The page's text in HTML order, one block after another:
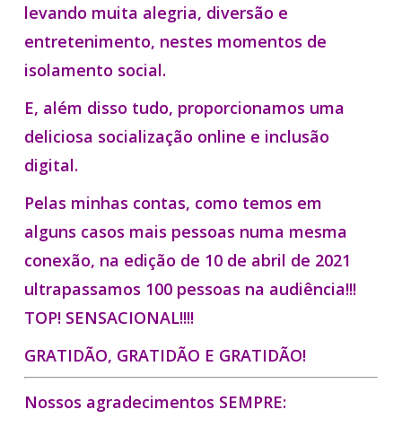
levando muita alegria, diversão e
entretenimento, nestes momentos de
isolamento social.
E, além disso tudo, proporcionamos uma
deliciosa socialização online e inclusão
digital.
Pelas minhas contas, como temos em
alguns casos mais pessoas numa mesma
conexão, na edição de 10 de abril de 2021
ultrapassamos 100 pessoas na audiência!!!
TOP! SENSACIONAL!!!!
GRATIDÃO, GRATIDÃO E GRATIDÃO!
Nossos agradecimentos SEMPRE: